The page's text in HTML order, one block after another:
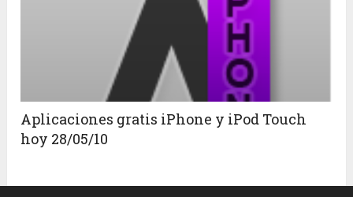
Aplicaciones gratis iPhone y iPod Touch
hoy 28/05/10